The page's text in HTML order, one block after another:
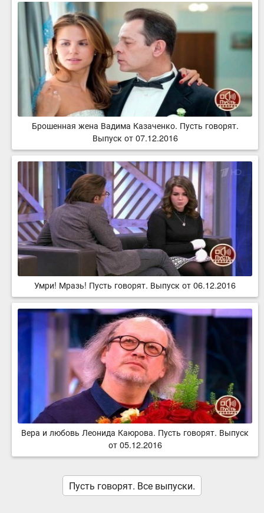
Брошенная жена Вадима Казаченко. Пусть говорят.
Выпуск от 07.12.2016
Умри! Мразь! Пусть говорят. Выпуск от 06.12.2016
Вера и любовь Леонида Каюрова. Пусть говорят. Выпуск
от 05.12.2016
Пусть говорят. Все выпуски.